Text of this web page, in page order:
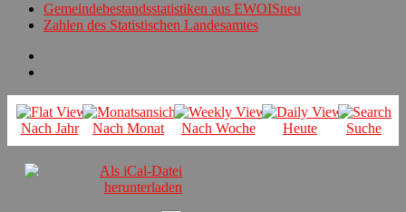
Gemeindebestandsstatistiken aus EWOISneu
Zahlen des Statistischen Landesamtes
Nach Jahr Nach Monat Nach Woche Heute Suche